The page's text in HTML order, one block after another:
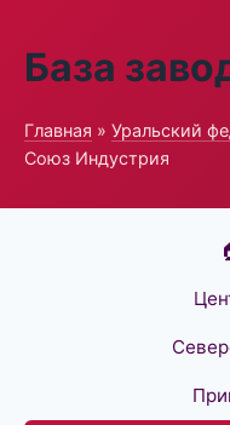
База
Главная » Уральский
Союз Индустрия